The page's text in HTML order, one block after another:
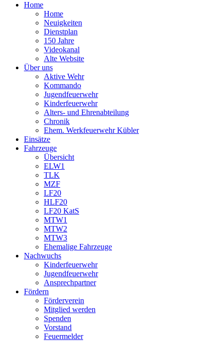
Home
Home
Neuigkeiten
Dienstplan
150 Jahre
Videokanal
Alte Website
Über uns
Aktive Wehr
Kommando
Jugendfeuerwehr
Kinderfeuerwehr
Alters- und Ehrenabteilung
Chronik
Ehem. Werkfeuerwehr Kübler
Einsätze
Fahrzeuge
Übersicht
ELW1
TLK
MZF
LF20
HLF20
LF20 KatS
MTW1
MTW2
MTW3
Ehemalige Fahrzeuge
Nachwuchs
Kinderfeuerwehr
Jugendfeuerwehr
Ansprechpartner
Fördern
Förderverein
Mitglied werden
Spenden
Vorstand
Feuermelder